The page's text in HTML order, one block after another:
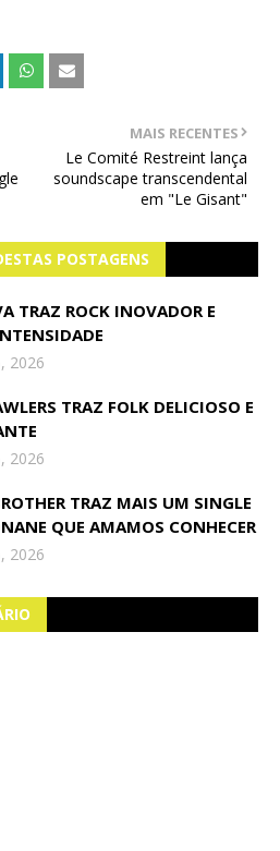
MAIS RECENTES
Le Comité Restreint lança
soundscape transcendental
em "Le Gisant"
POSTAGENS
TRAZ ROCK INOVADOR E
2026
TRAZ FOLK DELICIOSO E
2026
TRAZ MAIS UM SINGLE
QUE AMAMOS CONHECER
2026